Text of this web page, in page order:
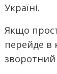
Україні.
Якщо
перейде в
зворотний